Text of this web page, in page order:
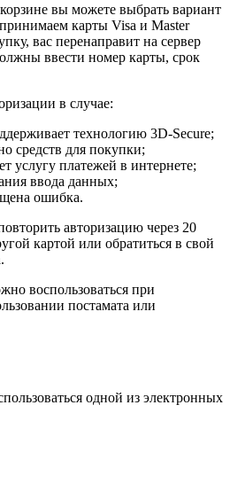
вы можете выбрать вариант
карты Visa и Master
вас перенаправит на сервер
ввести номер карты, срок
в случае:
технологию 3D-Secure;
средств для покупки;
услугу платежей в интернете;
ввода данных;
ошибка.
авторизацию через 20
картой или обратиться в свой
воспользоваться при
постамата или
одной из электронных